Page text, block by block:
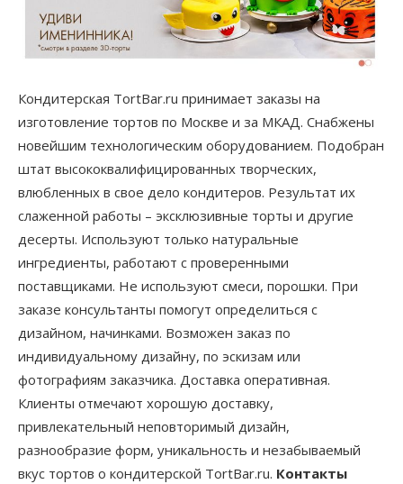
Кондитерская TortBar.ru принимает заказы на
изготовление тортов по Москве и за МКАД. Снабжены
новейшим технологическим оборудованием. Подобран
штат высококвалифицированных творческих,
влюбленных в свое дело кондитеров. Результат их
слаженной работы – эксклюзивные торты и другие
десерты. Используют только натуральные
ингредиенты, работают с проверенными
поставщиками. Не используют смеси, порошки. При
заказе консультанты помогут определиться с
дизайном, начинками. Возможен заказ по
индивидуальному дизайну, по эскизам или
фотографиям заказчика. Доставка оперативная.
Клиенты отмечают хорошую доставку,
привлекательный неповторимый дизайн,
разнообразие форм, уникальность и незабываемый
вкус тортов о кондитерской TortBar.ru. Контакты